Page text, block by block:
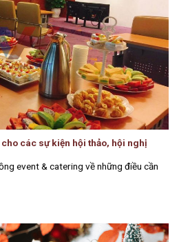
các sự kiện hội thảo, hội nghị
event & catering về những điều cần